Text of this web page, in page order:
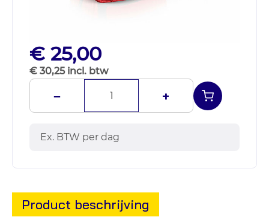
€ 25,00
€ 30,25 incl. btw
− +
Ex. BTW per dag
Product beschrijving